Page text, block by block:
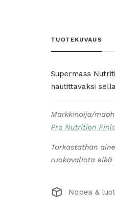
TUOTEKUVAUS
Supermass
nautittavaksi
Markkinoija/
Pro Nutrition
Tarkastathan
ruokavaliota
Nopea &